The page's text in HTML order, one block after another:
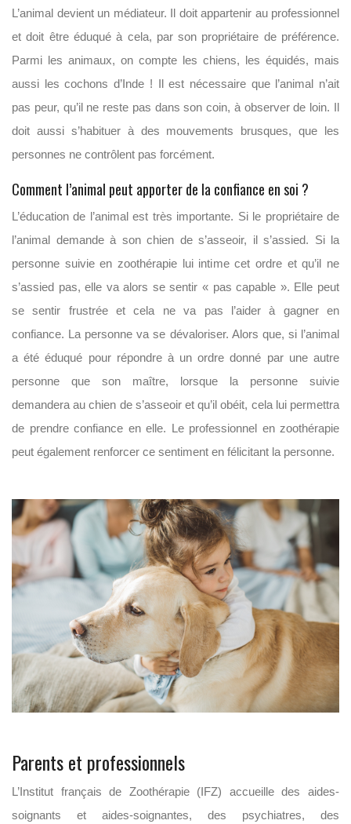
L’animal devient un médiateur. Il doit appartenir au professionnel
et doit être éduqué à cela, par son propriétaire de préférence.
Parmi les animaux, on compte les chiens, les équidés, mais
aussi les cochons d’Inde ! Il est nécessaire que l’animal n’ait
pas peur, qu’il ne reste pas dans son coin, à observer de loin. Il
doit aussi s’habituer à des mouvements brusques, que les
personnes ne contrôlent pas forcément.
Comment l’animal peut apporter de la confiance en soi ?
L’éducation de l’animal est très importante. Si le propriétaire de
l’animal demande à son chien de s’asseoir, il s’assied. Si la
personne suivie en zoothérapie lui intime cet ordre et qu’il ne
s’assied pas, elle va alors se sentir « pas capable ». Elle peut
se sentir frustrée et cela ne va pas l’aider à gagner en
confiance. La personne va se dévaloriser. Alors que, si l’animal
a été éduqué pour répondre à un ordre donné par une autre
personne que son maître, lorsque la personne suivie
demandera au chien de s’asseoir et qu’il obéit, cela lui permettra
de prendre confiance en elle. Le professionnel en zoothérapie
peut également renforcer ce sentiment en félicitant la personne.
Parents et professionnels
L’Institut français de Zoothérapie (IFZ) accueille des aides-
soignants et aides-soignantes, des psychiatres, des